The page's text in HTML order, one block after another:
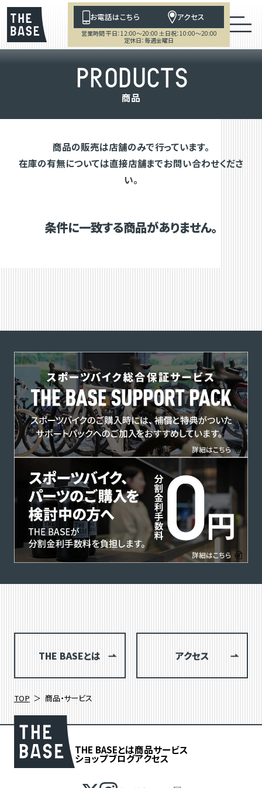
お電話はこちら アクセス
営業時間 平日：12:00～20:00 土日祝：10:00～20:00
定休日：毎週金曜日
PRODUCTS
商品
商品の販売は店舗のみで行っています。
在庫の有無については直接店舗までお問い合わせくださ
い。
条件に一致する商品がありません。
THE BASEとは アクセス
TOP 商品・サービス
THE BASEとは商品サービス
ショップブログアクセス